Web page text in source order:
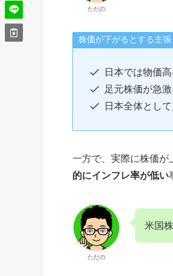
ただの
株価が下がるとする主張
日本では物価
足元株価が急
日本全体とし
一方で、実際に株価が
的にインフレ率が低い
ただの
米国